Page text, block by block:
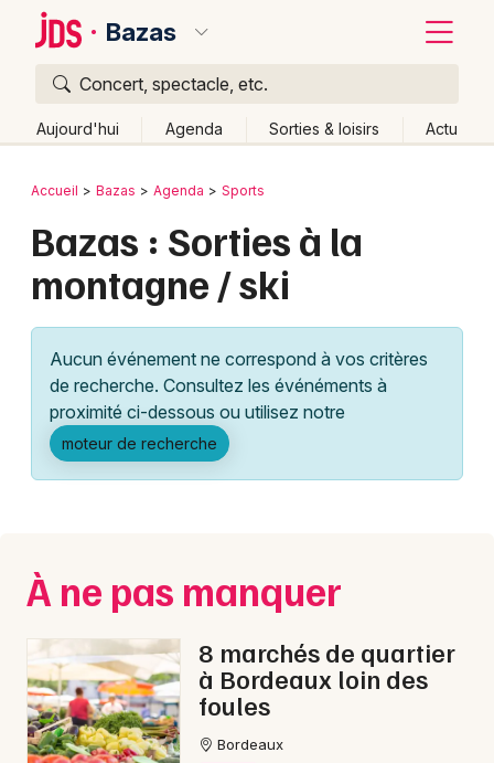
Bazas
Concert, spectacle, etc.
Aujourd'hui Agenda Sorties & loisirs Actu
Publier un événement
Grands événements
Activité & Expérience
Manifestations
Foires & salons
Concerts
Sports
Soirées
Sorties famille
Bordeaux
Colmar
Lille
Lyon
Marseille
Mulhouse
Nice
Paris
Strasbourg
Toulouse
Retour
Accueil Bazas Agenda Sports
Bazas : Sorties à la
montagne / ski
Aucun événement ne correspond à vos critères
de recherche. Consultez les événéments à
proximité ci-dessous ou utilisez notre
moteur de recherche
À ne pas manquer
8 marchés de quartier
à Bordeaux loin des
foules
Bordeaux
Quoi ?
Où ?
Près de moi
Changer de lieu
Quand ?
Aujourd'hui
Demain Ce week-end Autre